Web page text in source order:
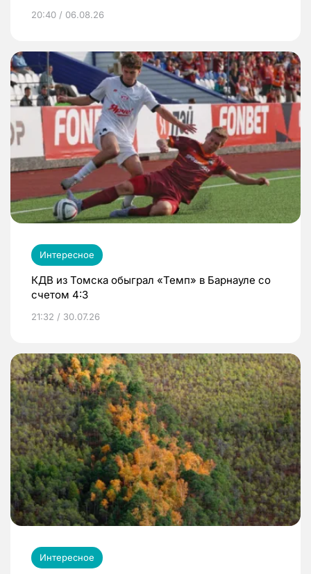
20:40 / 06.08.26
Интересное
КДВ из Томска обыграл «Темп» в Барнауле со
счетом 4:3
21:32 / 30.07.26
Интересное